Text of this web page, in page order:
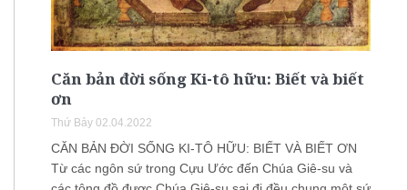
Căn bản đời sống Ki-tô hữu: Biết và biết
ơn
Thứ Bảy 02.04.2022
CĂN BẢN ĐỜI SỐNG KI-TÔ HỮU: BIẾT VÀ BIẾT ƠN
Từ các ngôn sứ trong Cựu Ước đến Chúa Giê-su và